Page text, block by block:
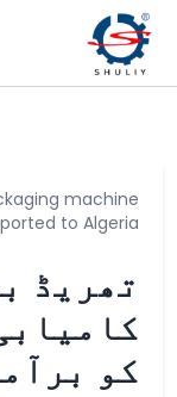
machine
to Algeria
تھریڈ
کو